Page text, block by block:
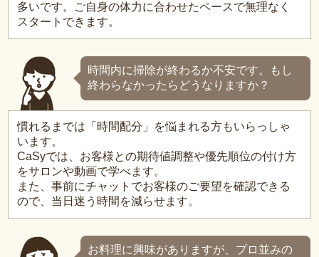
多いです。ご自身の体力に合わせたペースで無理なく
スタートできます。
時間内に掃除が終わるか不安です。もし
終わらなかったらどうなりますか？
慣れるまでは「時間配分」を悩まれる方もいらっしゃ
います。
CaSyでは、お客様との期待値調整や優先順位の付け方
をサロンや動画で学べます。
また、事前にチャットでお客様のご要望を確認できる
ので、当日迷う時間を減らせます。
お料理に興味がありますが、プロ並みの